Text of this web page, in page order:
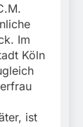
Im
Köln
ist